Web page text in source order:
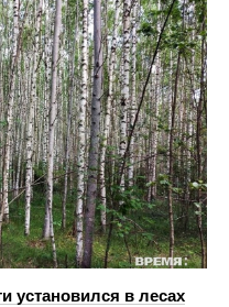
установился в лесах